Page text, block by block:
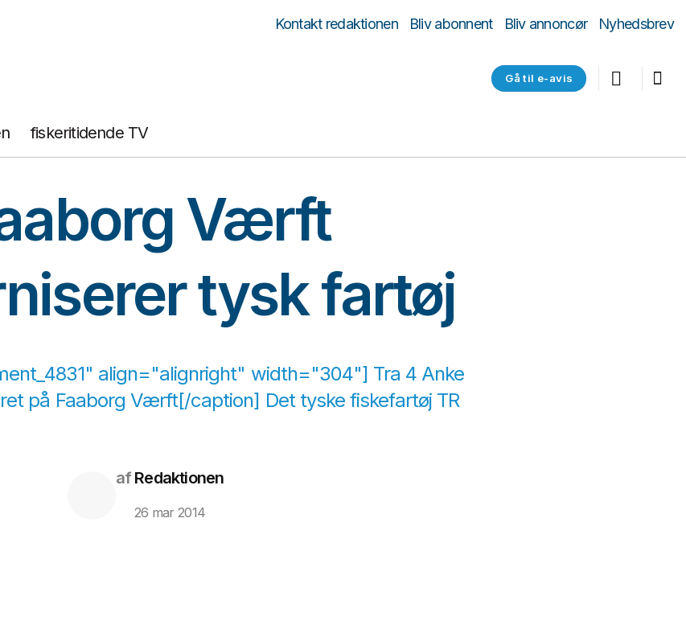
Kontakt redaktionen Bliv abonnent Bliv annoncør Nyhedsbrev
Gå til e-avis
fiskeritidende TV
Værft
tysk fartøj
align="alignright" width="304"] Tra 4 Anke
på Faaborg Værft[/caption] Det tyske fiskefartøj TR
afRedaktionen
26 mar 2014